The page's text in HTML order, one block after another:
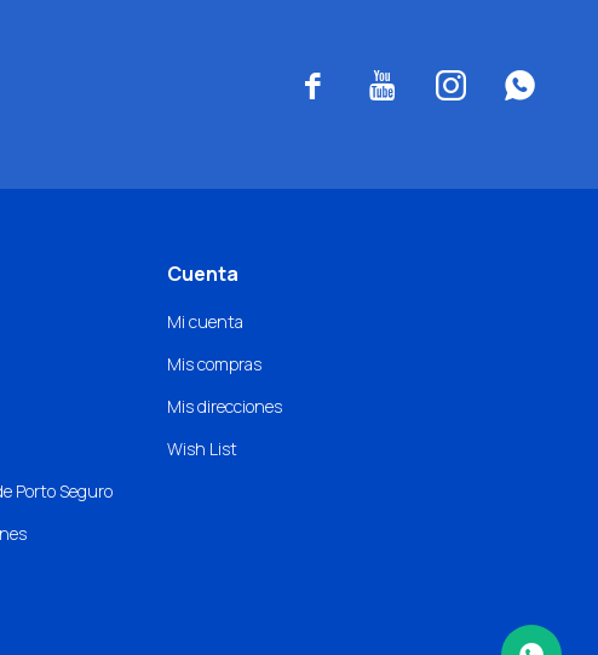
   
Porto Seguro
Cuenta
Mi cuenta
Mis compras
Mis direcciones
Wish List